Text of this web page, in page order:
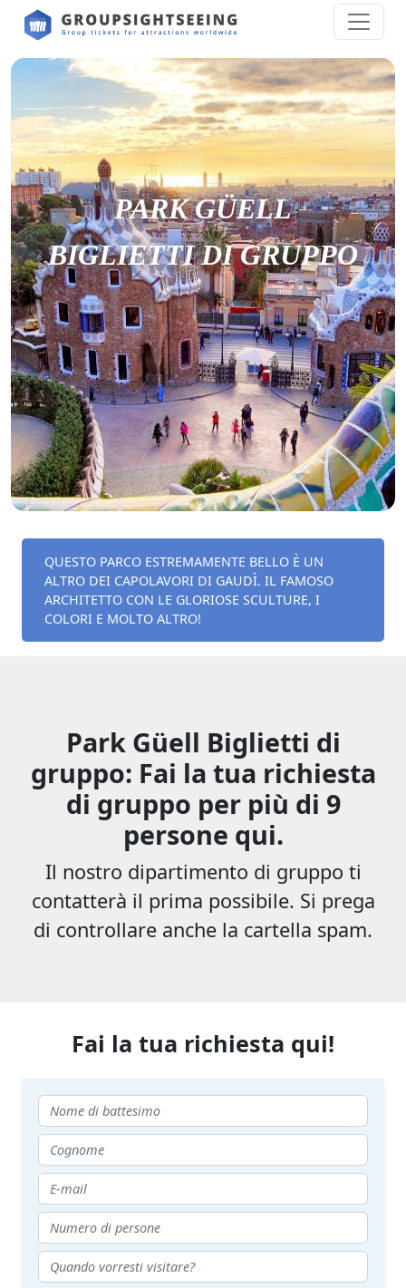
PARK GÜELL
BIGLIETTI DI GRUPPO
QUESTO PARCO ESTREMAMENTE BELLO È UN
ALTRO DEI CAPOLAVORI DI GAUDÌ. IL FAMOSO
ARCHITETTO CON LE GLORIOSE SCULTURE, I
COLORI E MOLTO ALTRO!
Park Güell Biglietti di
gruppo: Fai la tua richiesta
di gruppo per più di 9
persone qui.
Il nostro dipartimento di gruppo ti
contatterà il prima possibile. Si prega
di controllare anche la cartella spam.
Fai la tua richiesta qui!